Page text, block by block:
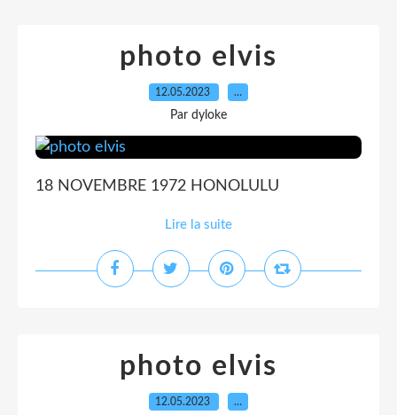
photo elvis
12.05.2023 …
Par dyloke
18 NOVEMBRE 1972 HONOLULU
Lire la suite
photo elvis
12.05.2023 …